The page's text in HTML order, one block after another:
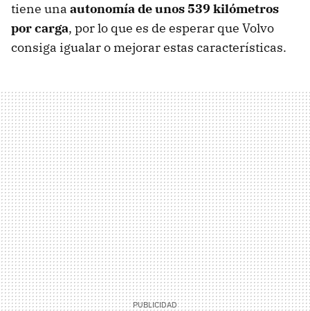
tiene una autonomía de unos 539 kilómetros
por carga, por lo que es de esperar que Volvo
consiga igualar o mejorar estas características.